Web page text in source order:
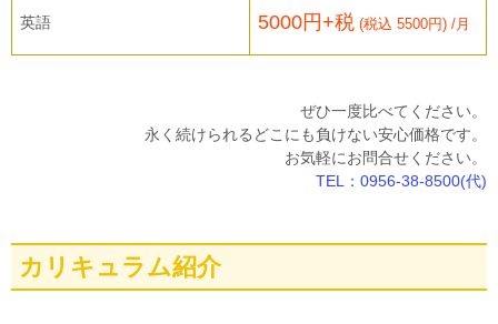
英語 5000円+税 (税込 5500円) /月
ぜひ一度比べてください。
永く続けられるどこにも負けない安心価格です。
お気軽にお問合せください。
TEL：0956-38-8500(代)
カリキュラム紹介